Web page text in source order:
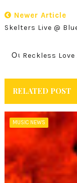
Newer Article
Skelters Live @
Οι Reckless
RELATED POST
MUSIC NEWS